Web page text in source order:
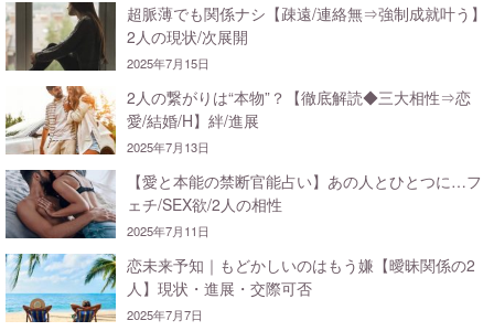
超脈薄でも関係ナシ【疎遠/連絡無⇒強制成就叶う】
2人の現状/次展開
2025年7月15日
2人の繋がりは“本物”？【徹底解読◆三大相性⇒恋
愛/結婚/H】絆/進展
2025年7月13日
【愛と本能の禁断官能占い】あの人とひとつに…フ
ェチ/SEX欲/2人の相性
2025年7月11日
恋未来予知｜もどかしいのはもう嫌【曖昧関係の2
人】現状・進展・交際可否
2025年7月7日